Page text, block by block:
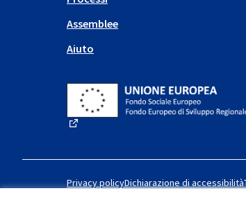
Assemblee
Aiuto
Privacy policyDichiarazione di accessibilità